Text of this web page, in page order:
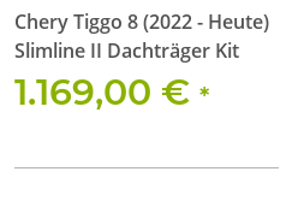
Chery Tiggo 8 (2022 - Heute)
Slimline II Dachträger Kit
1.169,00 € *